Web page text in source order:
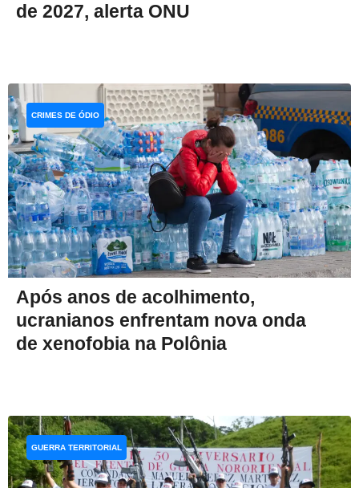
de 2027, alerta ONU
Após anos de acolhimento,
ucranianos enfrentam nova onda
de xenofobia na Polônia
CRIMES DE ÓDIO
GUERRA TERRITORIAL